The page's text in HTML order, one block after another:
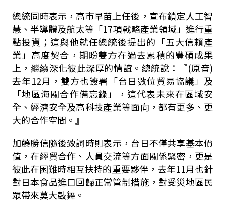
總統同時表示，高市早苗上任後，宣布鎖定人工智
慧、半導體及航太等「17項戰略產業領域」進行重
點投資；這與他就任總統後提出的「五大信賴產
業」高度契合，期盼雙方在過去累積的豐碩成果
上，繼續深化彼此深厚的情誼。總統說：『(原音)
去年12月，雙方也簽署「台日數位貿易協議」及
「地區海關合作備忘錄」，這代表未來在區域安
全、經濟安全及高科技產業等面向，都有更多、更
大的合作空間。』
加藤勝信隨後致詞時則表示，台日不僅共享基本價
值，在經貿合作、人員交流等方面關係緊密，更是
彼此在困難時相互扶持的重要夥伴，去年11月也針
對日本食品進口回歸正常管制措施，對受災地區民
眾帶來莫大鼓舞。